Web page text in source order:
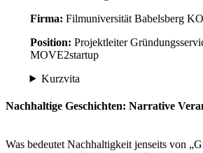
Firma: Filmuniversität Babelsberg
Position: Projektleiter
MOVE2startup
Kurzvita
Nachhaltige Geschichten: Narrative
Was bedeutet Nachhaltigkeit jenseits von